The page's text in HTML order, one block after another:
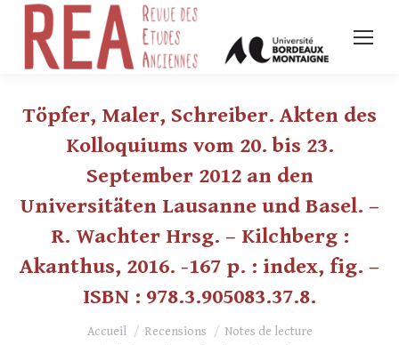
Töpfer, Maler, Schreiber. Akten des
Kolloquiums vom 20. bis 23.
September 2012 an den
Universitäten Lausanne und Basel. –
R. Wachter Hrsg. – Kilchberg :
Akanthus, 2016. -167 p. : index, fig. –
ISBN : 978.3.905083.37.8.
Vous êtes ici :Accueil Recensions
Notes de lecture